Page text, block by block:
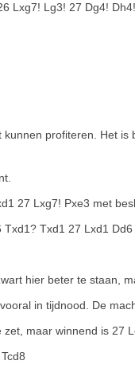
Lxg7! Lg3! 27 Dg4!
profiteren. Het is
27 Lxg7! Pxe3 met
Txd1? Txd1 27 Lxd1 Dd6
hier beter te staan,
in tijdnood. De
maar winnend is 27